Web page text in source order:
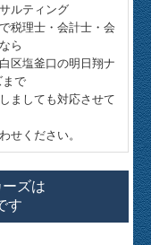
ルティング
税理士・会計士・会
ら
区塩釜口の明日翔ナ
まで
ましても対応させて
せください。
ズは
す